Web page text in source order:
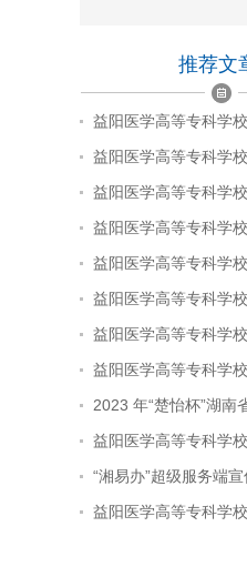
推荐文
益阳医学高等专科学
益阳医学高等专科学
益阳医学高等专科学
益阳医学高等专科学
益阳医学高等专科学
益阳医学高等专科学
益阳医学高等专科学
益阳医学高等专科学
2023 年“楚怡杯”湖南
益阳医学高等专科学
“湘易办”超级服务端
益阳医学高等专科学